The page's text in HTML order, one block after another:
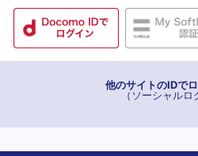
松ヶ崎
徳和
六軒
他のサイトのIDで
（ソーシャルロ